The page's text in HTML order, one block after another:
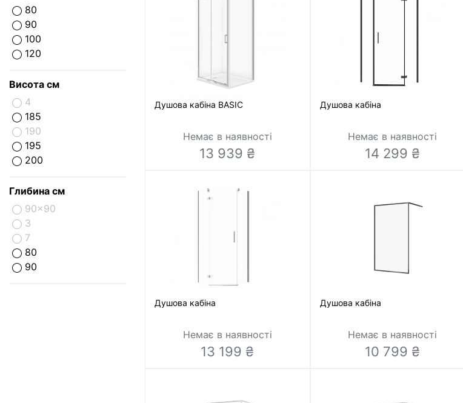
80
90
100
120
Висота см
4
185
190
195
200
Глибина см
90x90
3
7
80
90
Душова кабіна BASIC
Немає в наявності
13 939 ₴
Душова кабіна
Немає в наявності
14 299 ₴
Душова кабіна
Немає в наявності
13 199 ₴
Душова кабіна
Немає в наявності
10 799 ₴